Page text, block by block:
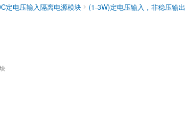
定电压输入隔离电源模块 (1-3W)定电压输入，非稳压输出